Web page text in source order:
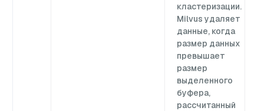
кластеризации.
Milvus удаляет
данные, когда
размер данных
превышает
размер
выделенного
буфера,
рассчитанный